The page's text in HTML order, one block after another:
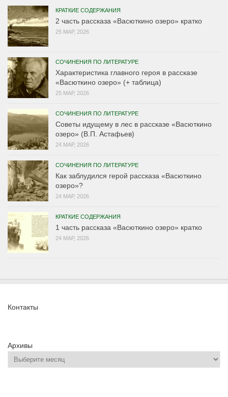
КРАТКИЕ СОДЕРЖАНИЯ
2 часть рассказа «Васюткино озеро» кратко
25 МАР, 2026
СОЧИНЕНИЯ ПО ЛИТЕРАТУРЕ
Характеристика главного героя в рассказе
«Васюткино озеро» (+ таблица)
25 МАР, 2026
СОЧИНЕНИЯ ПО ЛИТЕРАТУРЕ
Советы идущему в лес в рассказе «Васюткино
озеро» (В.П. Астафьев)
24 МАР, 2026
СОЧИНЕНИЯ ПО ЛИТЕРАТУРЕ
Как заблудился герой рассказа «Васюткино
озеро»?
24 МАР, 2026
КРАТКИЕ СОДЕРЖАНИЯ
1 часть рассказа «Васюткино озеро» кратко
24 МАР, 2026
Контакты
Архивы